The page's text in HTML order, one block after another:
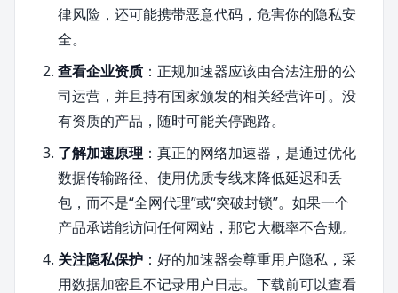
律风险，还可能携带恶意代码，危害你的隐私安
全。
查看企业资质 ：正规加速器应该由合法注册的公
司运营，并且持有国家颁发的相关经营许可。没
有资质的产品，随时可能关停跑路。
了解加速原理 ：真正的网络加速器，是通过优化
数据传输路径、使用优质专线来降低延迟和丢
包，而不是“全网代理”或“突破封锁”。如果一个
产品承诺能访问任何网站，那它大概率不合规。
关注隐私保护 ：好的加速器会尊重用户隐私，采
用数据加密且不记录用户日志。下载前可以查看